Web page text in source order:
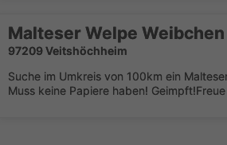
Malteser Welpe Weibchen
97209 Veitshöchheim
Suche im Umkreis von 100km ein
Muss keine Papiere haben!